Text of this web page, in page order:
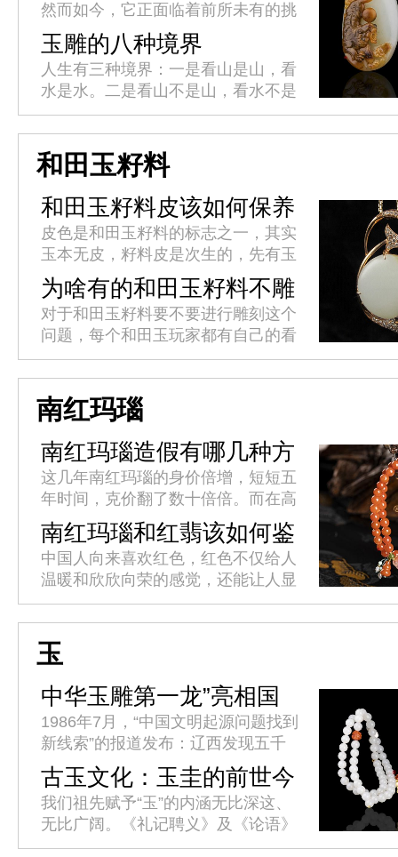
然而如今，它正面临着前所未有的挑
战和转型。玉雕师们纷纷寻求突破，
但未来之路究竟在何方?
玉雕的八种境界
人生有三种境界：一是看山是山，看
水是水。二是看山不是山，看水不是
水。三是看山还是山，看水还是水。
玉雕作品同样也有境界之分，这八大
境界也是玉雕匠人们的终极追求。
今...
和田玉籽料
和田玉籽料皮该如何保养
皮色是和田玉籽料的标志之一，其实
玉本无皮，籽料皮是次生的，先有玉
后有籽料皮，无玉则无籽料皮。籽料
皮是指玉里外表象的连接和表明之
处。有皮色的和田玉籽料经过巧雕往
往...
为啥有的和田玉籽料不雕
刻
对于和田玉籽料要不要进行雕刻这个
问题，每个和田玉玩家都有自己的看
法，有的喜欢没有雕刻的天然美、有
的喜欢经过玉雕师对籽料设计雕刻的
成品。在市面上经常能发现没有进
行...
南红玛瑙
南红玛瑙造假有哪几种方
法?
这几年南红玛瑙的身价倍增，短短五
年时间，克价翻了数十倍倍。而在高
额利益的诱惑下，不良商人使出浑身
解数用各种方法造假，以此来牟取暴
利。这就造成了南红市场假货层出
不...
南红玛瑙和红翡该如何鉴
别?
中国人向来喜欢红色，红色不仅给人
温暖和欣欣向荣的感觉，还能让人显
得高贵优雅。红色的玉石在我国也是
格外受欢迎，比如佛家七宝中的南红
玛瑙，如今它已经与和田玉、翡翠
渐...
玉
中华玉雕第一龙”亮相国
博
1986年7月，“中国文明起源问题找到
新线索”的报道发布：辽西发现五千
年祭坛、女神庙、积石冢群址。考古
学界推断，这一重大发现将中华文明
史提前了一千多年。34年后...
古玉文化：玉圭的前世今
生
我们祖先赋予“玉”的内涵无比深这、
无比广阔。《礼记聘义》及《论语》
中都有“君子比德于玉焉”的句子。古